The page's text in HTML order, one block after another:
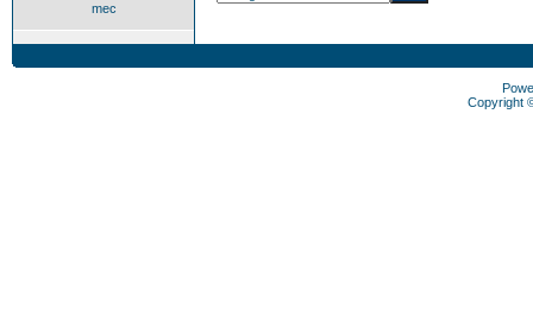
mec
Copyright